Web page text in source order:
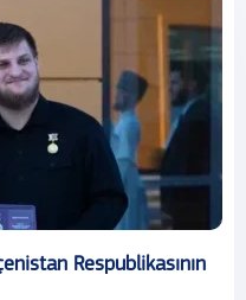
Respublikasının